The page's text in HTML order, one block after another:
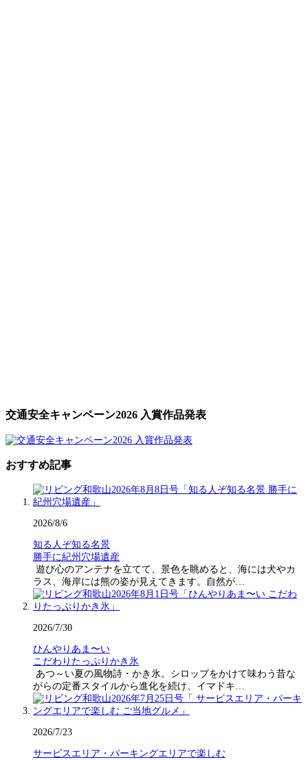
交通安全キャンペーン2026 入賞作品発表
おすすめ記事
2026/8/6
知る人ぞ知る名景
勝手に紀州穴場遺産
遊び心のアンテナを立てて、景色を眺めると、海には犬やカ
ラス、海岸には熊の姿が見えてきます。自然が…
2026/7/30
ひんやりあま〜い
こだわりたっぷりかき氷
あつ～い夏の風物詩・かき氷。シロップをかけて味わう昔な
がらの定番スタイルから進化を続け、イマドキ…
2026/7/23
サービスエリア・パーキングエリアで楽しむ